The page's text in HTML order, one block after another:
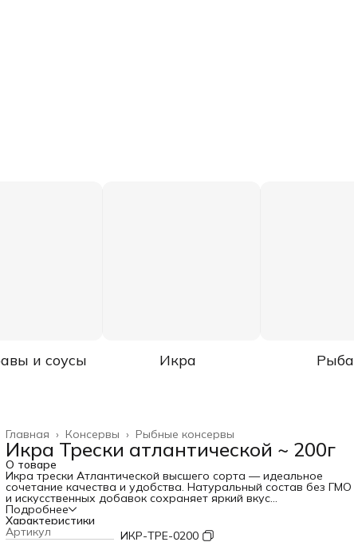
и соусы Икра Рыба
Рыбные консервы
Консервы ›
Главная ›
Икра Трески атлантической ~ 200г
О товаре
Икра трески Атлантической высшего сорта — идеальное
сочетание качества и удобства. Натуральный состав без ГМО
и искусственных добавок сохраняет яркий вкус
морепродуктов, обогащённый растительным маслом и
минимальной солёностью.
Подробнее
Характеристики
Артикул
ИКР-ТРЕ-0200